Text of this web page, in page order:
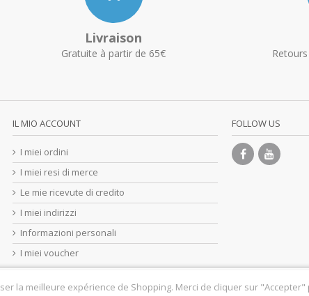
Livraison
Gratuite à partir de 65€
IL MIO ACCOUNT
I miei ordini
I miei resi di merce
Le mie ricevute di credito
I miei indirizzi
Informazioni personali
I miei voucher
FOLLOW US
la meilleure expérience de Shopping. Merci de cliquer sur